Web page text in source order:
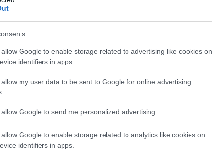
allow Google to enable storage related to advertising like cookies on
identifiers in apps.
allow my user data to be sent to Google for online advertising
Google to send me personalized advertising.
allow Google to enable storage related to analytics like cookies on
identifiers in apps.
Párizs egy óriási problémával küzd. A város
105 négyzetkilométer (Budapesté 525,2
km2) és a francia főváros ezen határokon
belül körülbelül 2,1 millió lakossal
bármelyik pillanatban…